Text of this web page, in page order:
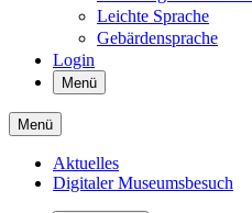
Leichte Sprache
Gebärdensprache
Login
Menü
Menü
Aktuelles
Digitaler Museumsbesuch